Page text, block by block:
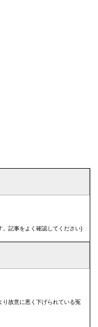
。記事をよく確認してください)
り故意に悪く下げられている冤